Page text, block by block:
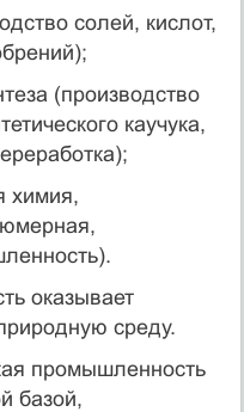
солей, кислот,
(производство
каучука,
химия,
оказывает
среду.
промышленность
базой,